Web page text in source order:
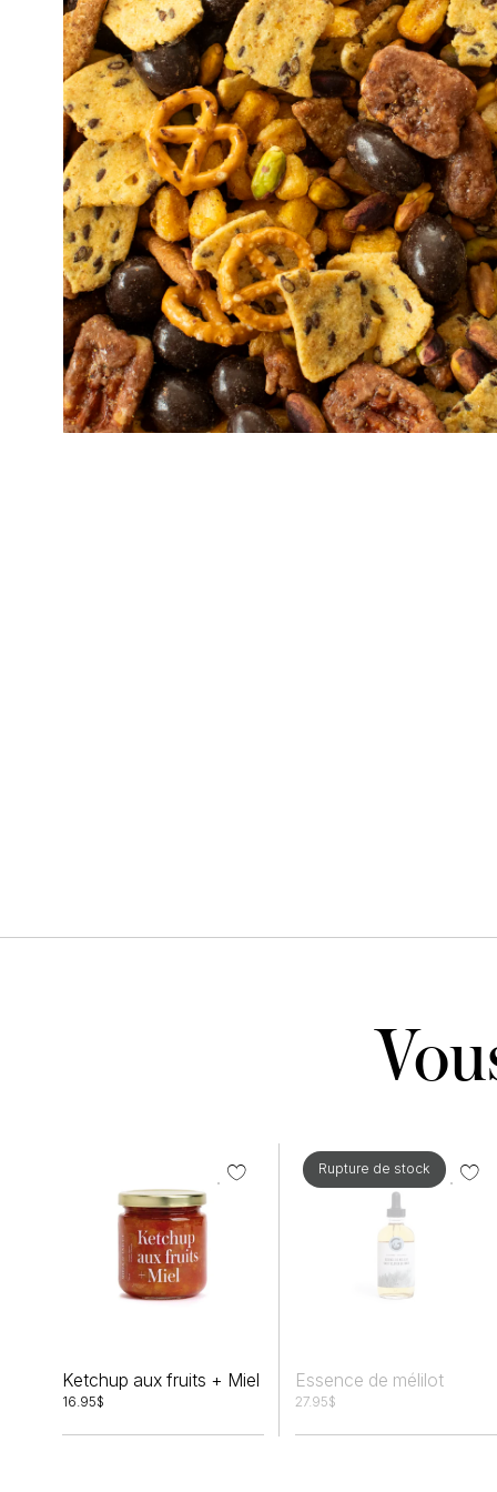
Ketchup aux fruits + Miel
16.95$
Rupture de stock
Essence de mélilot
27.95$